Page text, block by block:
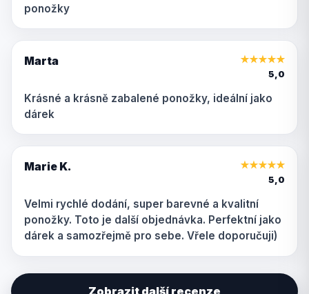
ponožky
Marta ★★★★★
5,0
Krásné a krásně zabalené ponožky, ideální jako
dárek
Marie K. ★★★★★
5,0
Velmi rychlé dodání, super barevné a kvalitní
ponožky. Toto je další objednávka. Perfektní jako
dárek a samozřejmě pro sebe. Vřele doporučuji)
Zobrazit další recenze